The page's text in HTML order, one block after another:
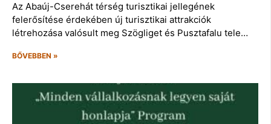
Az Abaúj-Cserehát térség turisztikai jellegének
felerősítése érdekében új turisztikai attrakciók
létrehozása valósult meg Szögliget és Pusztafalu tele…
BŐVEBBEN »